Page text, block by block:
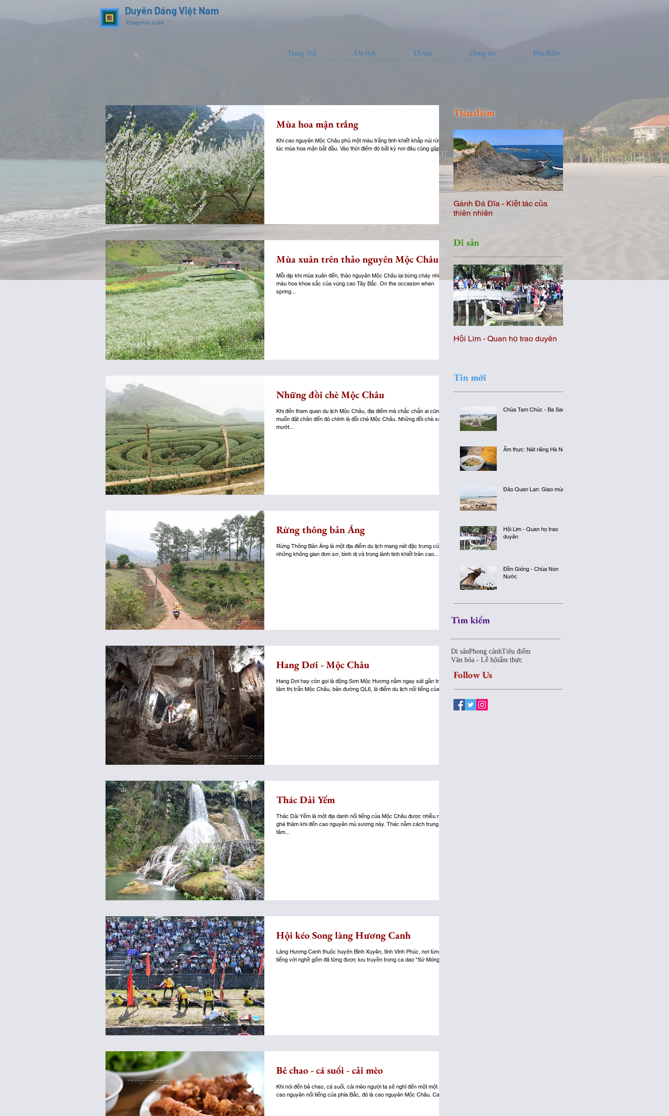
Duyên Dáng Việt Nam
Yougovn.com
Trang chủ Du lịch Di sản Dòng tin Địa điểm
Mùa hoa mận trắng
Khi cao nguyên Mộc Châu phủ một màu trắng tinh khiết khắp núi rừng là
lúc mùa hoa mận bắt đầu. Vào thời điểm đó bất kỳ nơi đâu cũng gặp...
Mùa xuân trên thảo nguyên Mộc Châu
Mỗi dịp khi mùa xuân đến, thảo nguyên Mộc Châu lại bừng cháy những
màu hoa khoe sắc của vùng cao Tây Bắc. On the occasion when
spring...
Những đồi chè Mộc Châu
Khi đến tham quan du lịch Mộc Châu, địa điểm mà chắc chắn ai cũng
muốn đặt chân đến đó chính là đồi chè Mộc Châu. Những đồi chè xanh
mướt...
Rừng thông bản Áng
Rừng Thông Bản Áng là một địa điểm du lịch mang nét đặc trưng của
những không gian đơn sơ, bình dị và trong lành tinh khiết trên cao...
Hang Dơi - Mộc Châu
Hang Dơi hay còn gọi là động Sơn Mộc Hương nằm ngay sát gần trung
tâm thị trấn Mộc Châu, bên đường QL6, là điểm du lịch nổi tiếng của thị...
Thác Dải Yếm
Thác Dải Yếm là một địa danh nổi tiếng của Mộc Châu được nhiều người
ghé thăm khi đến cao nguyên mù sương này. Thác nằm cách trung
tâm...
Hội kéo Song làng Hương Canh
Làng Hương Canh thuộc huyện Bình Xuyên, tỉnh Vĩnh Phúc, nơi từng nổi
tiếng với nghề gốm đã từng được lưu truyền trong ca dao "Sứ Móng...
Bê chao - cá suối - cải mèo
Khi nói đến bê chao, cá suối, cải mèo người ta sẽ nghĩ đến một một vùng
cao nguyên nổi tiếng của phía Bắc, đó là cao nguyên Mộc Châu. Cao...
Tiêu điểm
Gành Đá Đĩa - Kiệt tác của
thiên nhiên
Di sản
Hội Lim - Quan họ trao duyên
Tin mới
Chùa Tam Chúc - Ba Sao
Ẩm thực: Nét riêng Hà Nội
Đảo Quan Lạn: Giao mùa
Hội Lim - Quan họ trao
duyên
Đền Gióng - Chùa Non
Nước
Tìm kiếm
Di sảnPhong cảnhTiêu điểm
Văn hóa - Lễ hộiẩm thực
Follow Us